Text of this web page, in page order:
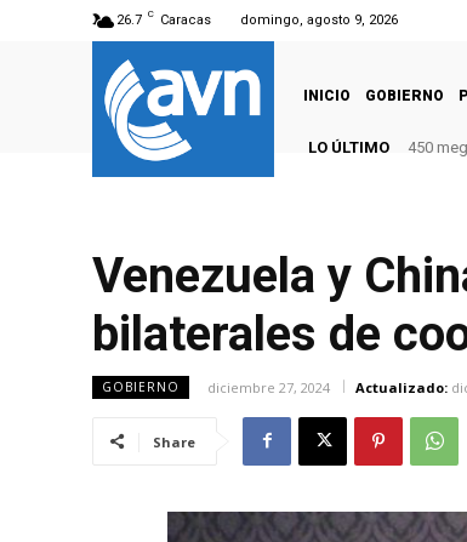
26.7 C Caracas domingo, agosto 9, 2026
INICIO GOBIERNO
LO ÚLTIMO 450
Venezuela y
bilaterales de
GOBIERNO diciembre 27, 2024 Actualizado:
Share